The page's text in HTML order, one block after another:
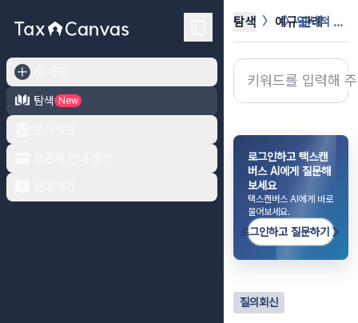
탐색
New
탐색 예규·판례 일시적 1세대2주택으로 보아 비과세의...
로그인하고 택스캔
버스 AI에게 질문해
보세요
택스캔버스 AI에게 바로
물어보세요.
로그인하고 질문하기
질의회신